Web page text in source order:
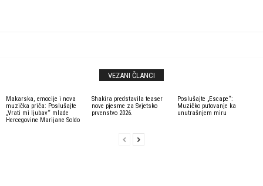
VEZANI ČLANCI
Makarska, emocije i nova
muzička priča: Poslušajte
„Vrati mi ljubav“ mlade
Hercegovine Marijane Soldo
Shakira predstavila teaser
nove pjesme za Svjetsko
prvenstvo 2026.
Poslušajte „Escape“:
Muzičko putovanje ka
unutrašnjem miru